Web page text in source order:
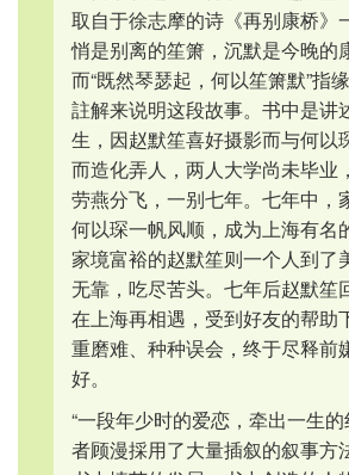
取自于徐志摩的诗《再别康桥》
悄是别离的笙箫，沉默是今晚的
而“既然琴瑟起，何以笙箫默”指
註解来说明这段故事。书中是讲
生，因赵默笙喜好摄影而与何以
而造化弄人，两人大学尚未毕业
劳燕分飞，一别七年。七年中，
何以琛一帆风顺，成为上海有名
家境富裕的赵默笙则一个人到了
无靠，吃尽苦头。七年后赵默笙
在上海再相遇，受到好友的帮助
重磨难、种种误会，终于尽释前
好。
“一段年少时的爱恋，牵出一生的
者顾漫採用了大量插叙的叙事方